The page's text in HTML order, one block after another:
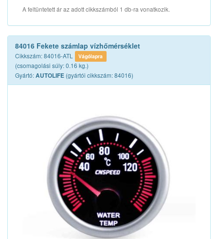
A feltüntetett ár az adott cikkszámból 1 db-ra vonatkozik.
84016 Fekete számlap vízhőmérséklet
Cikkszám: 84016-ATL Vágólapra
(csomagolási súly: 0.16 kg.)
Gyártó:AUTOLIFE (gyártói cikkszám: 84016)